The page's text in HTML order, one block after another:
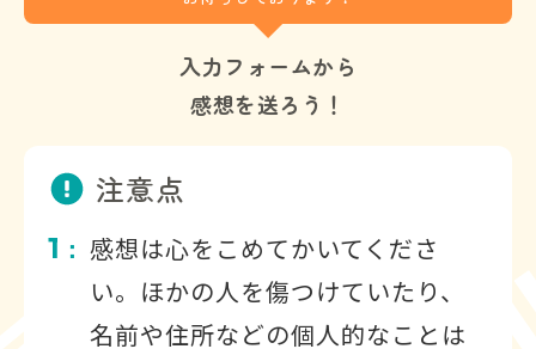
入力フォームから
感想を送ろう！
注意点
1 ： 感想は心をこめてかいてくださ
い。ほかの人を傷つけていたり、
名前や住所などの個人的なことは